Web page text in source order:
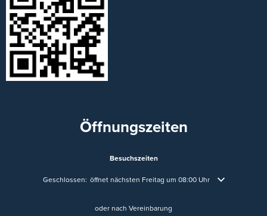
Öffnungszeiten
Besuchszeiten
Klicken, um weitere Öffnungs- oder Schließzeiten auszublenden
Geschlossen: öffnet nächsten Freitag um 08:00 Uhr
oder nach Vereinbarung